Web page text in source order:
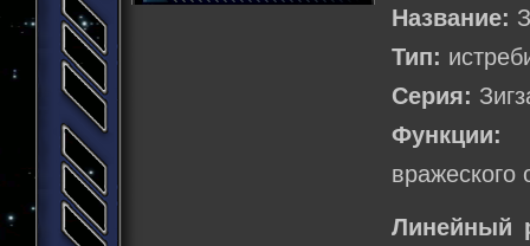
Название:
Тип:
Серия:
Функции:
вражеского
Линейный